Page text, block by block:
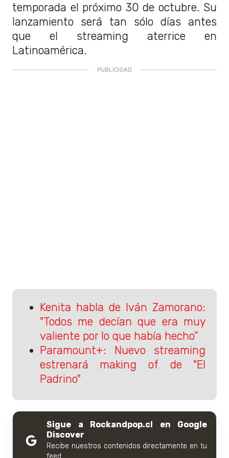
temporada el próximo 30 de octubre. Su
lanzamiento será tan sólo días antes
que el streaming aterrice en
Latinoamérica.
Kenita habla de Iván Zamorano:
"Todos me decían que era muy
valiente por lo que había hecho”
Paramount+: Nuevo streaming
estrenará making of de "El
Padrino"
Sigue a Rockandpop.cl en Google
Discover
Recibe nuestros contenidos directamente en tu